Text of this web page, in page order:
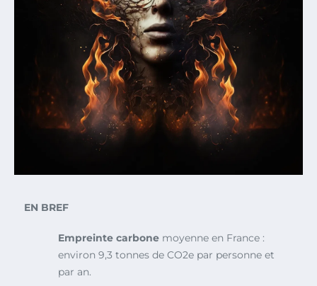
EN BREF
Empreinte carbone moyenne en France :
environ 9,3 tonnes de CO2e par personne et
par an.